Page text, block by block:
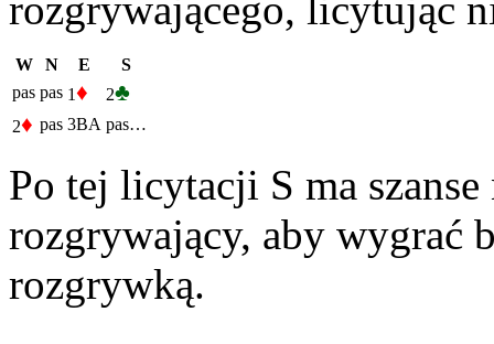
rozgrywającego, licytując
W N E
S
pas pas 1♦ 2♣
2♦ pas 3BA pas…
Po tej licytacji S ma
rozgrywający, aby wygrać
rozgrywką.